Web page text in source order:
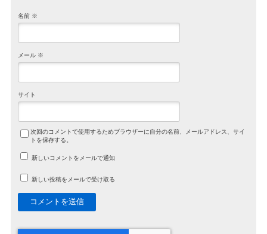
名前 ※
メール ※
サイト
次回のコメントで使用するためブラウザーに自分の名前、メールアドレス、サイ
トを保存する。
新しいコメントをメールで通知
新しい投稿をメールで受け取る